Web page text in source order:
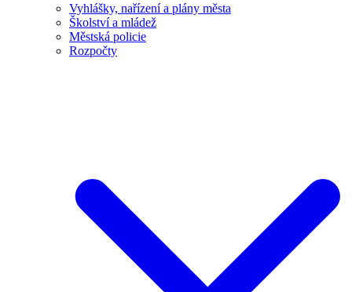
Vyhlášky, nařízení a plány města
Školství a mládež
Městská policie
Rozpočty